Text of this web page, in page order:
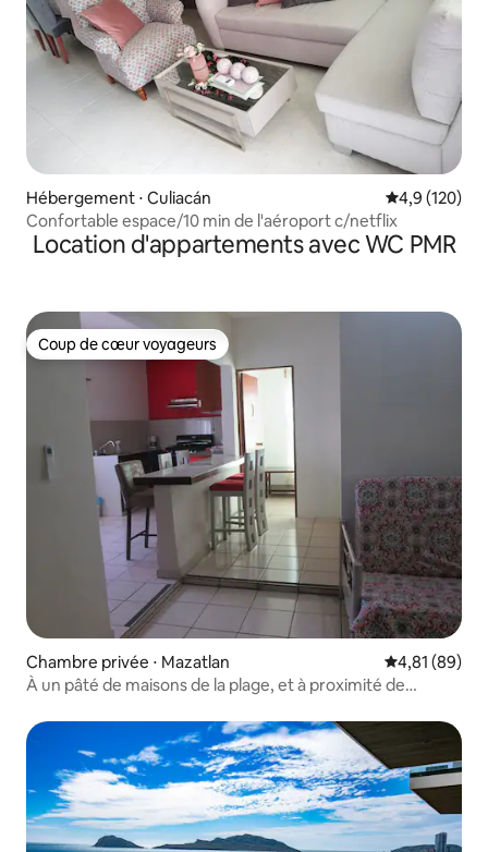
Hébergement ⋅ Culiacán Évaluation
4,9 (120)
Confortable espace/10 min de l'aéroport c/netflix
Location d'appartements avec WC PMR
Coup de cœur voyageurs
Coup de cœur voyageurs
Chambre privée ⋅ Mazatlan Évaluation
4,81 (89)
À un pâté de maisons de la plage, et à proximité de